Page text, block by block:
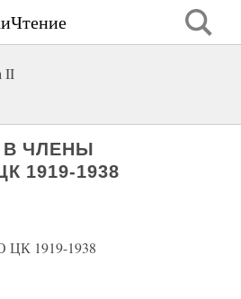
II
ЧЛЕНЫ
1919-1938
1919-1938